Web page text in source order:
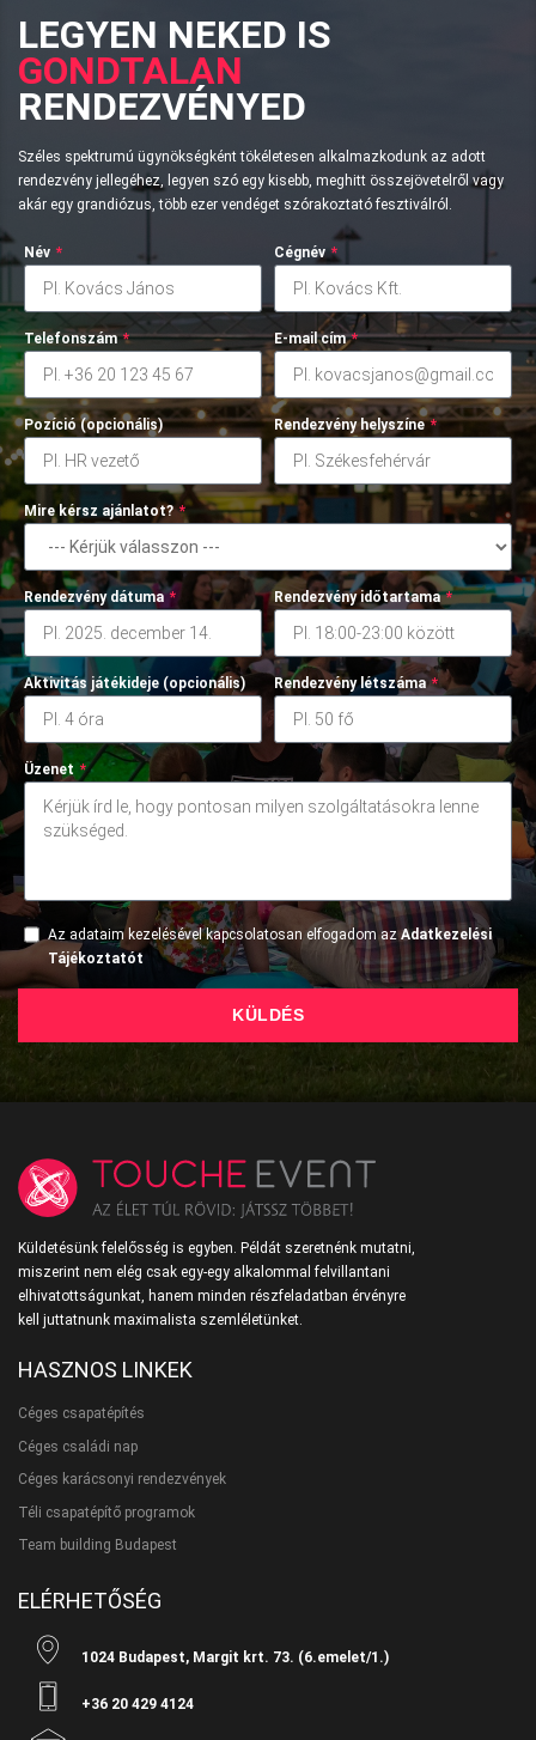
LEGYEN NEKED IS
GONDTALAN
RENDEZVÉNYED
Széles spektrumú ügynökségként tökéletesen alkalmazkodunk az adott
rendezvény jellegéhez, legyen szó egy kisebb, meghitt összejövetelről vagy
akár egy grandiózus, több ezer vendéget szórakoztató fesztiválról.
Név * Cégnév *
Telefonszám * E-mail cím *
Pozíció (opcionális) Rendezvény helyszíne *
Mire kérsz ajánlatot? *
Rendezvény dátuma * Rendezvény időtartama *
Aktivitás játékideje (opcionális) Rendezvény létszáma *
Üzenet *
Az adataim kezelésével kapcsolatosan elfogadom azAdatkezelési
Tájékoztatót
KÜLDÉS
Küldetésünk felelősség is egyben. Példát szeretnénk mutatni,
miszerint nem elég csak egy-egy alkalommal felvillantani
elhivatottságunkat, hanem minden részfeladatban érvényre
kell juttatnunk maximalista szemléletünket.
HASZNOS LINKEK
Céges csapatépítés
Céges családi nap
Céges karácsonyi rendezvények
Téli csapatépítő programok
Team building Budapest
ELÉRHETŐSÉG
1024 Budapest, Margit krt. 73. (6.emelet/1.)
+36 20 429 4124